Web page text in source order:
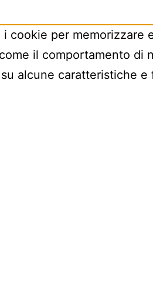
per
il comportamento di
alcune caratteristiche e